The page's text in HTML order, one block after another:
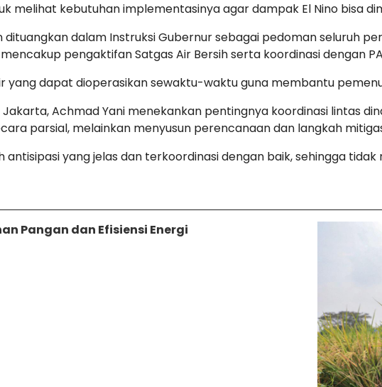
melihat kebutuhan implementasinya agar dampak El Nino bisa
dalam Instruksi Gubernur sebagai pedoman seluruh
pengaktifan Satgas Air Bersih serta koordinasi dengan
yang dapat dioperasikan sewaktu-waktu guna membantu
Jakarta, Achmad Yani menekankan pentingnya koordinasi lintas
parsial, melainkan menyusun perencanaan dan langkah
antisipasi yang jelas dan terkoordinasi dengan baik, sehingga
Pangan dan Efisiensi Energi